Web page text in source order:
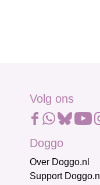
Volg ons
Doggo
Over Doggo.nl
Support Doggo.nl